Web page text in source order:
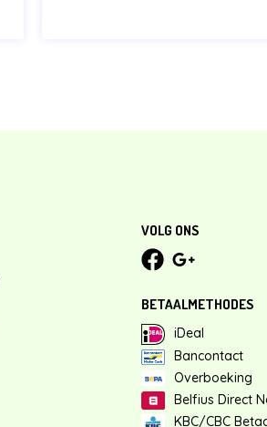
VOLG ONS
BETAALMETHODES
iDeal
Bancontact
Overboeking
Belfius Direct
KBC/CBC